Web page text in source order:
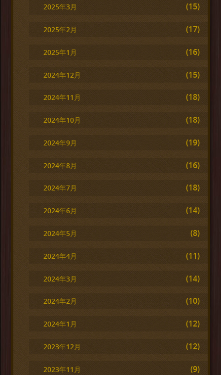
2025年3月 (15)
2025年2月 (17)
2025年1月 (16)
2024年12月 (15)
2024年11月 (18)
2024年10月 (18)
2024年9月 (19)
2024年8月 (16)
2024年7月 (18)
2024年6月 (14)
2024年5月 (8)
2024年4月 (11)
2024年3月 (14)
2024年2月 (10)
2024年1月 (12)
2023年12月 (12)
2023年11月 (9)